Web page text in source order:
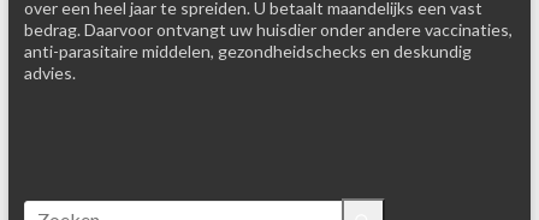
over een heel jaar te spreiden. U betaalt maandelijks een vast
bedrag. Daarvoor ontvangt uw huisdier onder andere vaccinaties,
anti-parasitaire middelen, gezondheidschecks en deskundig
advies.